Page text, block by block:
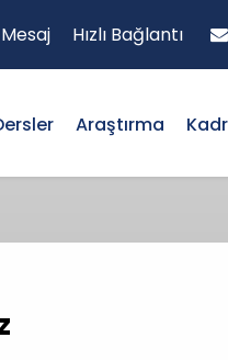
Hızlı Bağlantı
Araştırma